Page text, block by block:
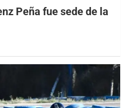
Peña fue sede de la